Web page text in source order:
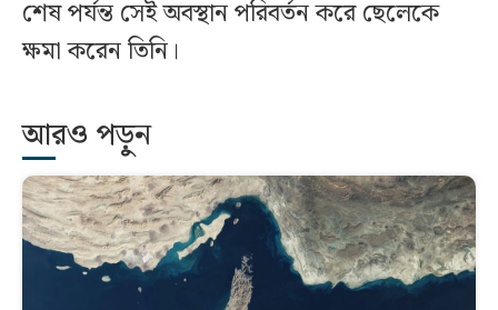
শেষ পর্যন্ত সেই অবস্থান পরিবর্তন করে ছেলেকে
ক্ষমা করেন তিনি।
আরও পড়ুন